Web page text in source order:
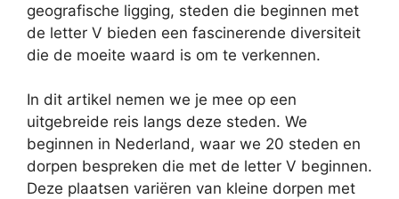
geografische ligging, steden die beginnen met
de letter V bieden een fascinerende diversiteit
die de moeite waard is om te verkennen.
In dit artikel nemen we je mee op een
uitgebreide reis langs deze steden. We
beginnen in Nederland, waar we 20 steden en
dorpen bespreken die met de letter V beginnen.
Deze plaatsen variëren van kleine dorpen met